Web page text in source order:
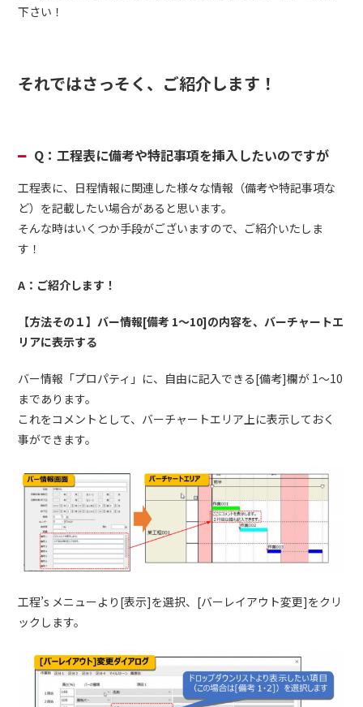
下さい！
それではさっそく、ご紹介します！
Q：工程表に備考や特記事項を挿入したいのですが
工程表に、日程情報に関連した様々な情報（備考や特記事項な
ど）を記載したい場合があると思います。
そんな時はいくつか手段がございますので、ご紹介いたしま
す！
A：ご紹介します！
【方法その１】バー情報[備考 1～10]の内容を、バーチャートエ
リアに表示する
バー情報「プロパティ」に、自由に記入できる[備考]欄が 1～10
まであります。
これをコメントとして、バーチャートエリア上に表示しておく
事ができます。
工程’s メニューより[表示]を選択、[バーレイアウト変更]をクリ
ックします。